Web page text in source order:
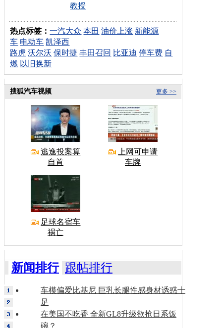
教授
热点标签：一汽大众 本田 油价上涨 新能源
车 电动车 凯泽西
路虎 沃尔沃 保时捷 丰田召回 比亚迪 停车费 自
燃 以旧换新
更多 >>
搜狐汽车视频
逃逸投案算
自首
上网可申请
车牌
足球名宿车
祸亡
新闻排行 跟帖排行
车模偏爱比基尼 巨乳长腿性感身材诱惑十
足
在美国不吃香 全新GL8升级欲抢日系饭
碗？